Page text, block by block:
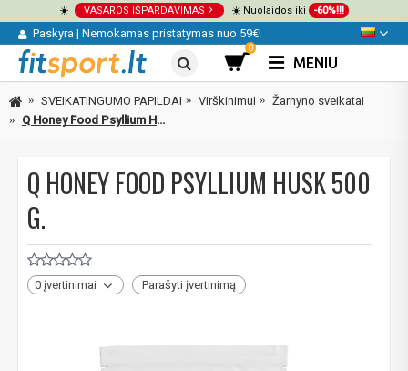
☀️ VASAROS IŠPARDAVIMAS ☀️ Nuolaidos iki -60%!!!
Paskyra | Nemokamas pristatymas nuo 59€!
0
MENIU
SVEIKATINGUMO PAPILDAI Virškinimui
Žarnyno sveikatai
Q Honey Food Psyllium Husk 500 g.
Q HONEY FOOD PSYLLIUM HUSK 500
G.
0 įvertinimai Parašyti įvertinimą